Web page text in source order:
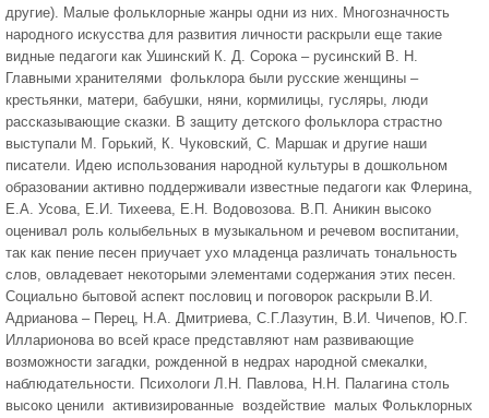
другие). Малые фольклорные жанры одни из них. Многозначность
народного искусства для развития личности раскрыли еще такие
видные педагоги как Ушинский К. Д. Сорока – русинский В. Н.
Главными хранителями фольклора были русские женщины –
крестьянки, матери, бабушки, няни, кормилицы, гусляры, люди
рассказывающие сказки. В защиту детского фольклора страстно
выступали М. Горький, К. Чуковский, С. Маршак и другие наши
писатели. Идею использования народной культуры в дошкольном
образовании активно поддерживали известные педагоги как Флерина,
Е.А. Усова, Е.И. Тихеева, Е.Н. Водовозова. В.П. Аникин высоко
оценивал роль колыбельных в музыкальном и речевом воспитании,
так как пение песен приучает ухо младенца различать тональность
слов, овладевает некоторыми элементами содержания этих песен.
Социально бытовой аспект пословиц и поговорок раскрыли В.И.
Адрианова – Перец, Н.А. Дмитриева, С.Г.Лазутин, В.И. Чичепов, Ю.Г.
Илларионова во всей красе представляют нам развивающие
возможности загадки, рожденной в недрах народной смекалки,
наблюдательности. Психологи Л.Н. Павлова, Н.Н. Палагина столь
высоко ценили активизированные воздействие малых Фольклорных